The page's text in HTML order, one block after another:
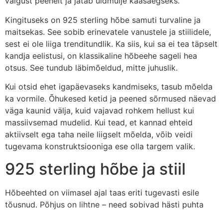
Kingituseks on 925 sterling hõbe samuti turvaline ja
maitsekas. See sobib erinevatele vanustele ja stiilidele,
sest ei ole liiga trenditundlik. Ka siis, kui sa ei tea täpselt
kandja eelistusi, on klassikaline hõbeehe sageli hea
otsus. See tundub läbimõeldud, mitte juhuslik.
Kui otsid ehet igapäevaseks kandmiseks, tasub mõelda
ka vormile. Õhukesed ketid ja peened sõrmused näevad
väga kaunid välja, kuid vajavad rohkem hellust kui
massiivsemad mudelid. Kui tead, et kannad ehteid
aktiivselt ega taha neile liigselt mõelda, võib veidi
tugevama konstruktsiooniga ese olla targem valik.
925 sterling hõbe ja stiil
Hõbeehted on viimasel ajal taas eriti tugevasti esile
tõusnud. Põhjus on lihtne – need sobivad hästi puhta